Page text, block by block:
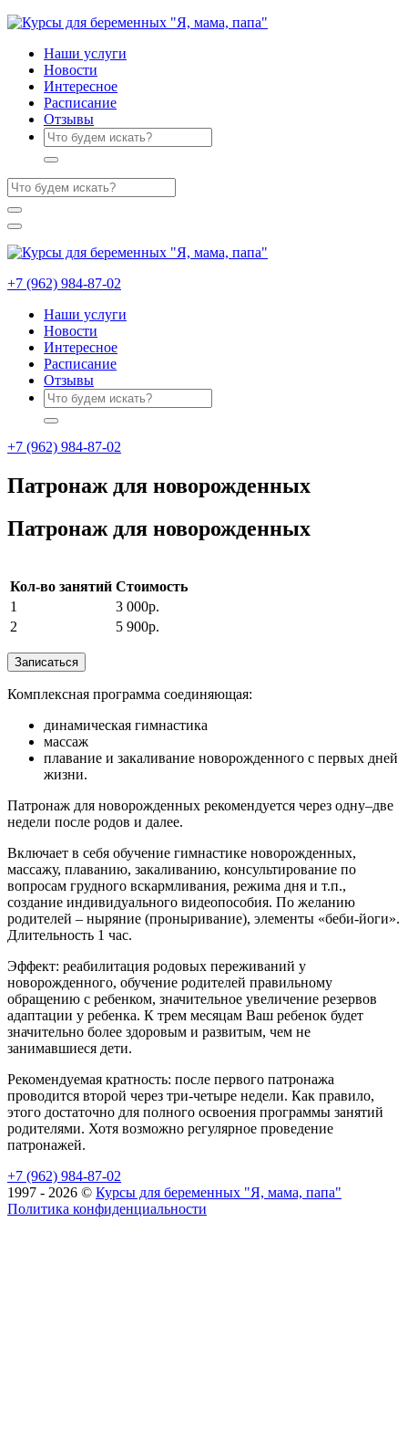
Наши услуги
Новости
Интересное
Расписание
Отзывы
+7 (962) 984-87-02
Наши услуги
Новости
Интересное
Расписание
Отзывы
+7 (962) 984-87-02
Патронаж для новорожденных
Патронаж для новорожденных
Кол-во занятий Стоимость
1
3 000р.
2
5 900р.
Записаться
Комплексная программа соединяющая:
динамическая гимнастика
массаж
плавание и закаливание новорожденного с первых дней
жизни.
Патронаж для новорожденных рекомендуется через одну–две
недели после родов и далее.
Включает в себя обучение гимнастике новорожденных,
массажу, плаванию, закаливанию, консультирование по
вопросам грудного вскармливания, режима дня и т.п.,
создание индивидуального видеопособия. По желанию
родителей – ныряние (проныривание), элементы «беби-йоги».
Длительность 1 час.
Эффект: реабилитация родовых переживаний у
новорожденного, обучение родителей правильному
обращению с ребенком, значительное увеличение резервов
адаптации у ребенка. К трем месяцам Ваш ребенок будет
значительно более здоровым и развитым, чем не
занимавшиеся дети.
Рекомендуемая кратность: после первого патронажа
проводится второй через три-четыре недели. Как правило,
этого достаточно для полного освоения программы занятий
родителями. Хотя возможно регулярное проведение
патронажей.
+7 (962) 984-87-02
1997 - 2026 © Курсы для беременных "Я, мама, папа"
Политика конфиденциальности